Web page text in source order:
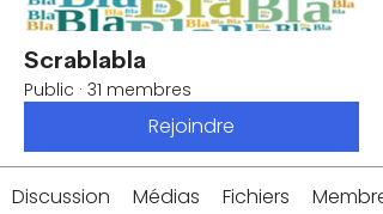
Scrablabla
Public · 31 membres
Rejoindre
Discussion Médias Fichiers